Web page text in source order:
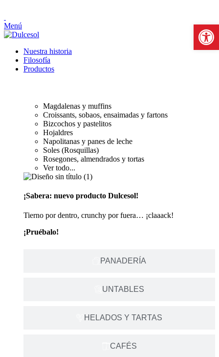
Menú
Nuestra historia
Filosofía
Productos
PANADERÍA
UNTABLES
HELADOS Y TARTAS
CAFÉS
Magdalenas y muffins
Croissants, sobaos, ensaimadas y fartons
Bizcochos y pastelitos
Hojaldres
Napolitanas y panes de leche
Soles (Rosquillas)
Rosegones, almendrados y tortas
Ver todo...
¡Sabera: nuevo producto Dulcesol!
Tierno por dentro, crunchy por fuera… ¡claaack!
¡Pruébalo!
Abrir